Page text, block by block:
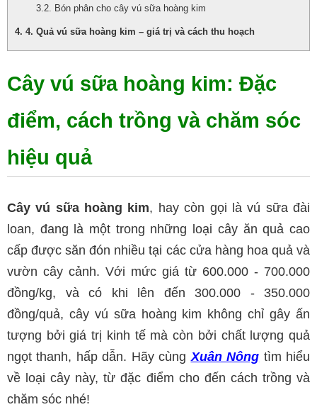
Bón phân cho cây vú sữa hoàng kim
4. Quả vú sữa hoàng kim – giá trị và cách thu hoạch
Cây vú sữa hoàng kim: Đặc
điểm, cách trồng và chăm sóc
hiệu quả
Cây vú sữa hoàng kim, hay còn gọi là vú sữa đài
loan, đang là một trong những loại cây ăn quả cao
cấp được săn đón nhiều tại các cửa hàng hoa quả và
vườn cây cảnh. Với mức giá từ 600.000 - 700.000
đồng/kg, và có khi lên đến 300.000 - 350.000
đồng/quả, cây vú sữa hoàng kim không chỉ gây ấn
tượng bởi giá trị kinh tế mà còn bởi chất lượng quả
ngọt thanh, hấp dẫn. Hãy cùngXuân Nông tìm hiểu
về loại cây này, từ đặc điểm cho đến cách trồng và
chăm sóc nhé!